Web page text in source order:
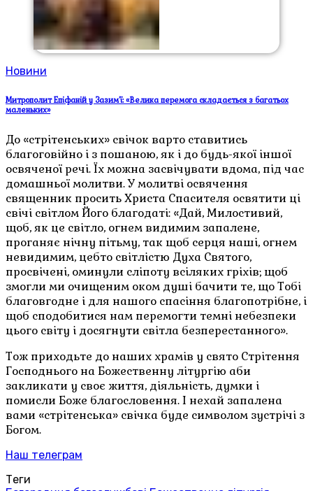
Новини
Митрополит Епіфаній у Зазим’ї: «Велика перемога складається з багатьох
маленьких»
До «стрітенських» свічок варто ставитись
благоговійно і з пошаною, як і до будь-якої іншої
освяченої речі. Їх можна засвічувати вдома, під час
домашньої молитви. У молитві освячення
священник просить Христа Спасителя освятити ці
свічі світлом Його благодаті: «Дай, Милостивий,
щоб, як це світло, огнем видимим запалене,
проганяє нічну пітьму, так щоб серця наші, огнем
невидимим, цебто світлістю Духа Святого,
просвічені, оминули сліпоту всіляких гріхів; щоб
змогли ми очищеним оком душі бачити те, що Тобі
благовгодне і для нашого спасіння благопотрібне, і
щоб сподобитися нам перемогти темні небезпеки
цього світу і досягнути світла безперестанного».
Тож приходьте до наших храмів у свято Стрітення
Господнього на Божественну літургію аби
закликати у своє життя, діяльність, думки і
помисли Боже благословення. І нехай запалена
вами «стрітенська» свічка буде символом зустрічі з
Богом.
Наш телеграм
Теги